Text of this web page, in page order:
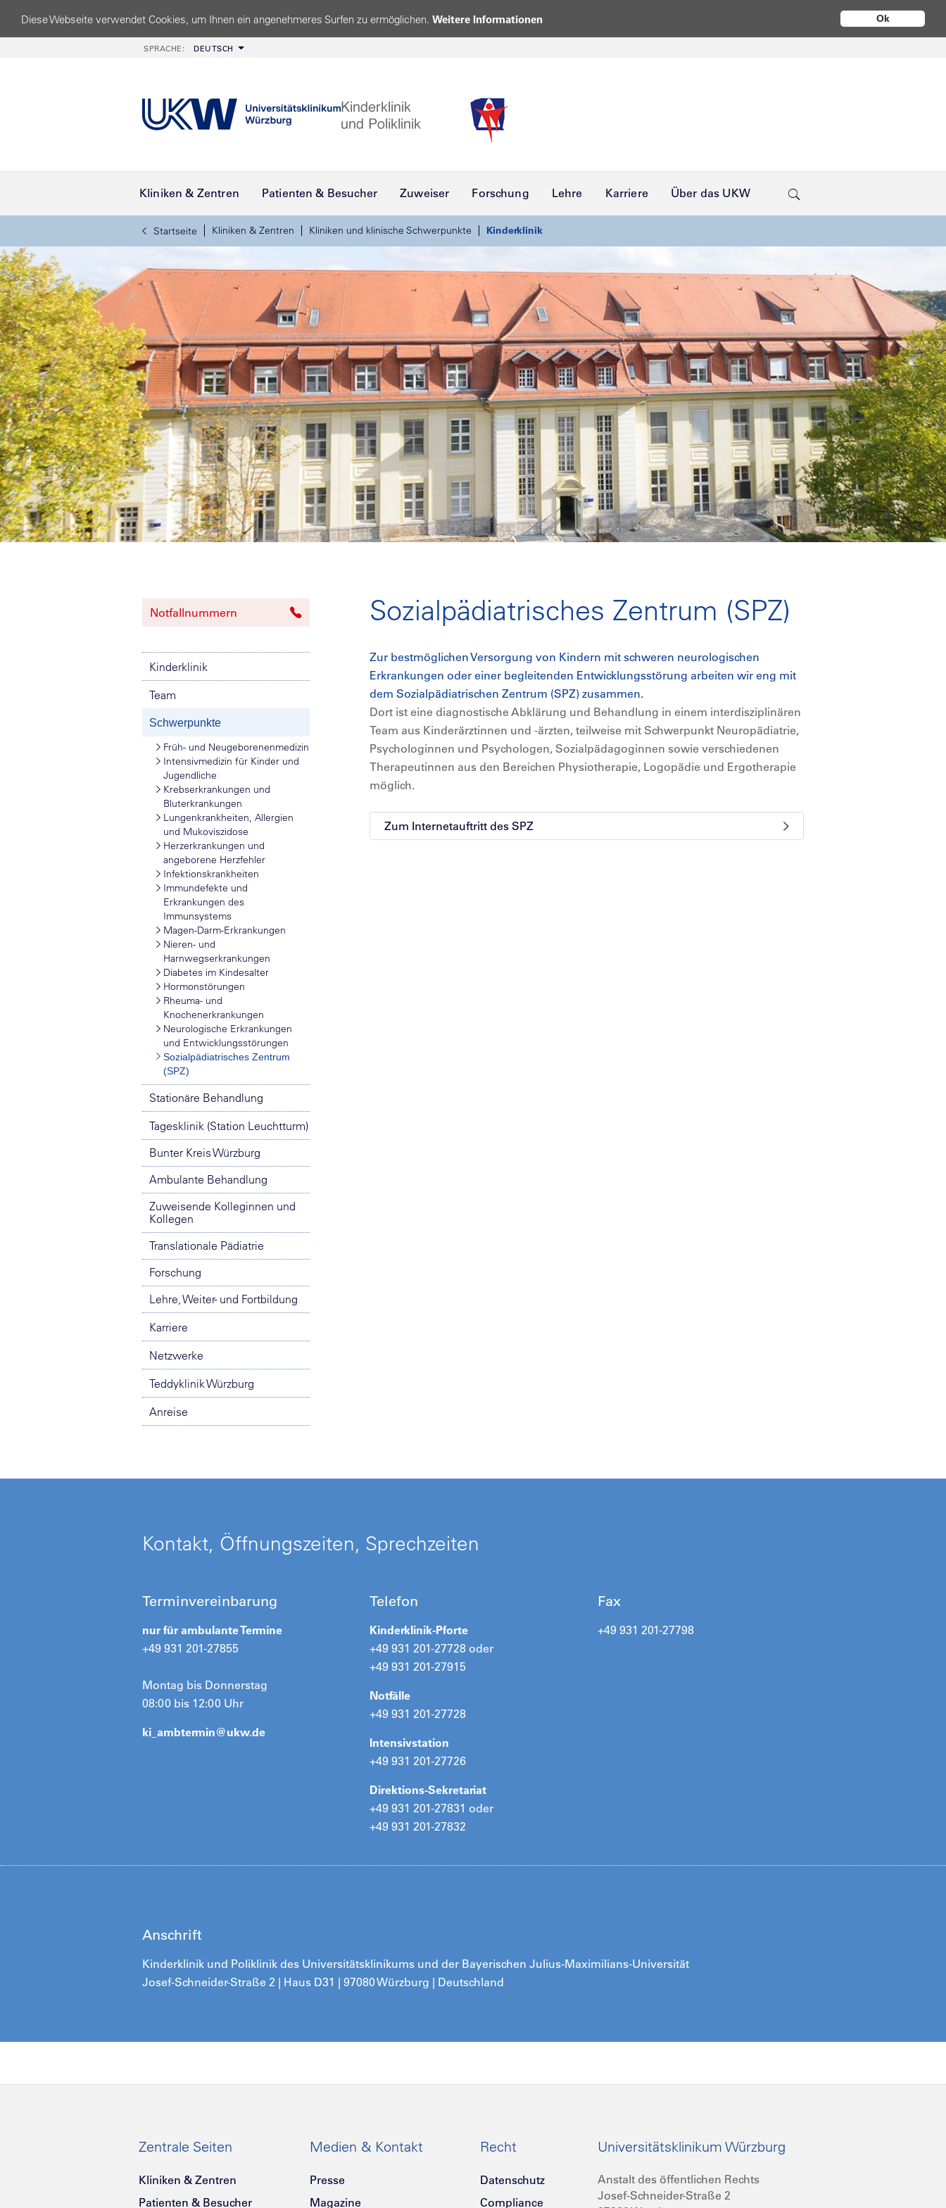
Ok
Diese Webseite verwendet Cookies, um Ihnen ein angenehmeres Surfen zu ermöglichen. Weitere Informationen
SPRACHE: DEUTSCH
Kliniken & Zentren Patienten & Besucher Zuweiser Forschung Lehre Karriere Über das UKW
Startseite Kliniken & Zentren Kliniken und klinische Schwerpunkte Kinderklinik
Notfallnummern
Kinderklinik
Team
Schwerpunkte
Früh- und Neugeborenenmedizin
Intensivmedizin für Kinder und
Jugendliche
Krebserkrankungen und
Bluterkrankungen
Lungenkrankheiten, Allergien
und Mukoviszidose
Herzerkrankungen und
angeborene Herzfehler
Infektionskrankheiten
Immundefekte und
Erkrankungen des
Immunsystems
Magen-Darm-Erkrankungen
Nieren- und
Harnwegserkrankungen
Diabetes im Kindesalter
Hormonstörungen
Rheuma- und
Knochenerkrankungen
Neurologische Erkrankungen
und Entwicklungsstörungen
Sozialpädiatrisches Zentrum
(SPZ)
Stationäre Behandlung
Tagesklinik (Station Leuchtturm)
Bunter Kreis Würzburg
Ambulante Behandlung
Zuweisende Kolleginnen und
Kollegen
Translationale Pädiatrie
Forschung
Lehre, Weiter- und Fortbildung
Karriere
Netzwerke
Teddyklinik Würzburg
Anreise
Sozialpädiatrisches Zentrum (SPZ)
Zur bestmöglichen Versorgung von Kindern mit schweren neurologischen
Erkrankungen oder einer begleitenden Entwicklungsstörung arbeiten wir eng mit
dem Sozialpädiatrischen Zentrum (SPZ) zusammen.
Dort ist eine diagnostische Abklärung und Behandlung in einem interdisziplinären
Team aus Kinderärztinnen und -ärzten, teilweise mit Schwerpunkt Neuropädiatrie,
Psychologinnen und Psychologen, Sozialpädagoginnen sowie verschiedenen
Therapeutinnen aus den Bereichen Physiotherapie, Logopädie und Ergotherapie
möglich.
Zum Internetauftritt des SPZ
Kontakt, Öffnungszeiten, Sprechzeiten
Terminvereinbarung
nur für ambulante Termine
+49 931 201-27855
Montag bis Donnerstag
08:00 bis 12:00 Uhr
ki_ambtermin@ukw.de
Telefon
Kinderklinik-Pforte
+49 931 201-27728 oder
+49 931 201-27915
Notfälle
+49 931 201-27728
Intensivstation
+49 931 201-27726
Direktions-Sekretariat
+49 931 201-27831 oder
+49 931 201-27832
Fax
+49 931 201-27798
Anschrift
Kinderklinik und Poliklinik des Universitätsklinikums und der Bayerischen Julius-Maximilians-Universität
Josef-Schneider-Straße 2 | Haus D31 | 97080 Würzburg | Deutschland
Zentrale Seiten
Kliniken & Zentren
Patienten & Besucher
Medien & Kontakt
Presse
Magazine
Recht
Datenschutz
Compliance
Universitätsklinikum Würzburg
Anstalt des öffentlichen Rechts
Josef-Schneider-Straße 2